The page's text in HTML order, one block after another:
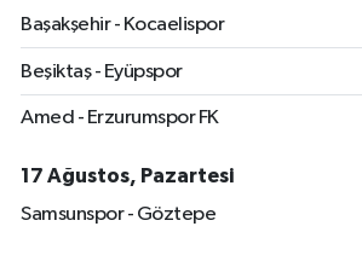
Başakşehir - Kocaelispor
Beşiktaş - Eyüpspor
Amed - Erzurumspor FK
17 Ağustos, Pazartesi
Samsunspor - Göztepe